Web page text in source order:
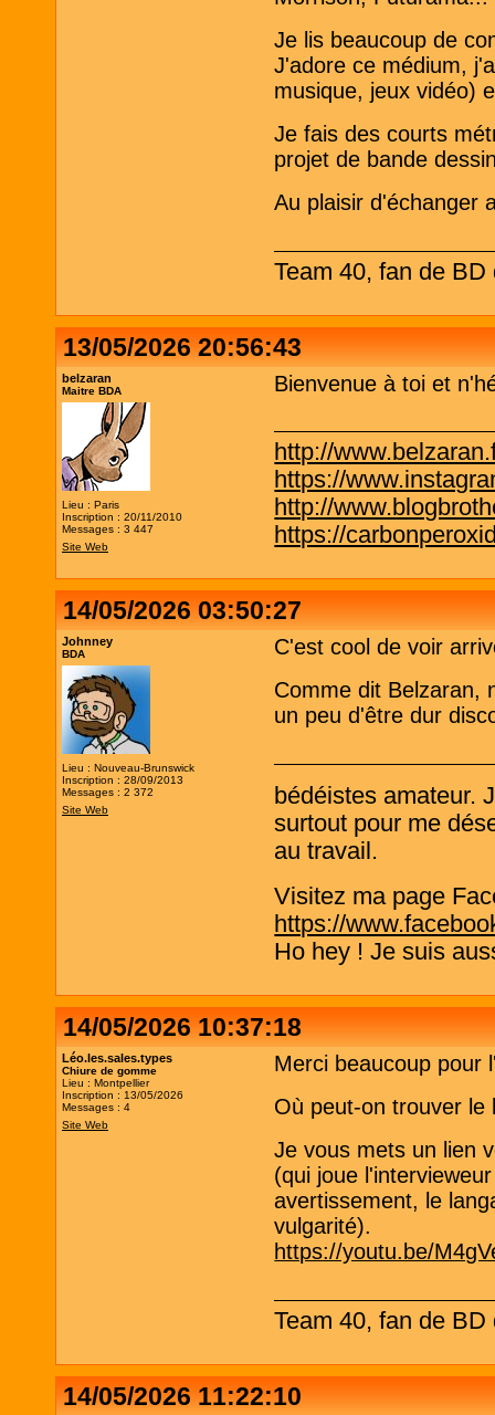
Je lis beaucoup de
J'adore ce médium,
musique, jeux vidéo)
Je fais des courts
projet de bande
Au plaisir d'échanger
Team 40, fan de
13/05/2026 20:56:43
belzaran
Maitre BDA
Lieu : Paris
Inscription : 20/11/2010
Messages : 3 447
Site Web
Bienvenue à toi et
http://
https://
http://
https://
14/05/2026 03:50:27
Johnney
BDA
Lieu : Nouveau-Brunswick
Inscription : 28/09/2013
Messages : 2 372
Site Web
C'est cool de voir
Comme dit Belzaran,
un peu d'être dur
bédéistes amateur.
surtout pour me
au travail.
Visitez ma page
https://
Ho hey ! Je suis
14/05/2026 10:37:18
Léo.les.sales.types
Chiure de gomme
Lieu : Montpellier
Inscription : 13/05/2026
Messages : 4
Site Web
Merci beaucoup pour
Où peut-on trouver le
Je vous mets un lien
(qui joue
avertissement, le
vulgarité).
https://youtu.be/
Team 40, fan de
14/05/2026 11:22:10